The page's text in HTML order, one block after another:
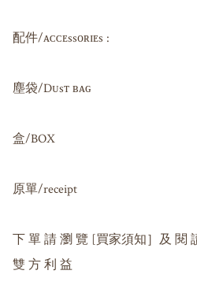
配件/ᴀᴄᴄᴇssᴏʀɪᴇs :
塵袋/Dᴜsᴛ ʙᴀɢ
盒/BOX
原單/receipt
下 單 請 瀏 覽 [買家須知］及 閱
雙 方 利 益